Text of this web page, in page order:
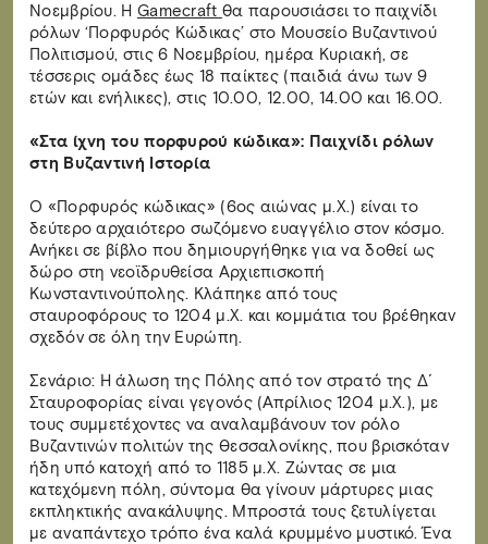
Νοεμβρίου. Η Gamecraft θα παρουσιάσει το παιχνίδι
ρόλων ‘Πορφυρός Κώδικας’ στο Μουσείο Βυζαντινού
Πολιτισμού, στις 6 Νοεμβρίου, ημέρα Κυριακή, σε
τέσσερις ομάδες έως 18 παίκτες (παιδιά άνω των 9
ετών και ενήλικες), στις 10.00, 12.00, 14.00 και 16.00.
«Στα ίχνη του πορφυρού κώδικα»: Παιχνίδι ρόλων
στη Βυζαντινή Ιστορία
Ο «Πορφυρός κώδικας» (6ος αιώνας μ.Χ.) είναι το
δεύτερο αρχαιότερο σωζόμενο ευαγγέλιο στον κόσμο.
Ανήκει σε βίβλο που δημιουργήθηκε για να δοθεί ως
δώρο στη νεοϊδρυθείσα Αρχιεπισκοπή
Κωνσταντινούπολης. Κλάπηκε από τους
σταυροφόρους το 1204 μ.Χ. και κομμάτια του βρέθηκαν
σχεδόν σε όλη την Ευρώπη.
Σενάριο: Η άλωση της Πόλης από τον στρατό της Δ΄
Σταυροφορίας είναι γεγονός (Απρίλιος 1204 μ.Χ.), με
τους συμμετέχοντες να αναλαμβάνουν τον ρόλο
Βυζαντινών πολιτών της Θεσσαλονίκης, που βρισκόταν
ήδη υπό κατοχή από το 1185 μ.Χ. Ζώντας σε μια
κατεχόμενη πόλη, σύντομα θα γίνουν μάρτυρες μιας
εκπληκτικής ανακάλυψης. Μπροστά τους ξετυλίγεται
με αναπάντεχο τρόπο ένα καλά κρυμμένο μυστικό. Ένα